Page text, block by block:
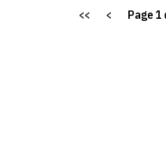
<< < Page 1